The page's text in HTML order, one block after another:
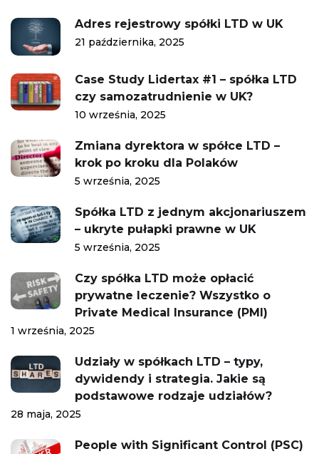
Adres rejestrowy spółki LTD w UK
21 października, 2025
Case Study Lidertax #1 – spółka LTD
czy samozatrudnienie w UK?
10 września, 2025
Zmiana dyrektora w spółce LTD –
krok po kroku dla Polaków
5 września, 2025
Spółka LTD z jednym akcjonariuszem
– ukryte pułapki prawne w UK
5 września, 2025
Czy spółka LTD może opłacić
prywatne leczenie? Wszystko o
Private Medical Insurance (PMI)
1 września, 2025
Udziały w spółkach LTD – typy,
dywidendy i strategia. Jakie są
podstawowe rodzaje udziałów?
28 maja, 2025
People with Significant Control (PSC)